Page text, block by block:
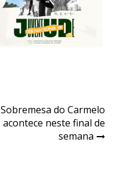
Sobremesa do Carmelo
acontece neste final de
semana